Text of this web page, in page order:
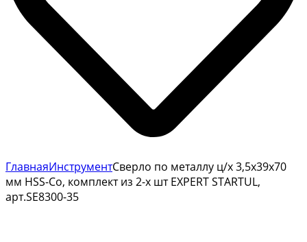
ГлавнаяИнструментСверло по металлу ц/х 3,5х39х70
мм HSS-Co, комплект из 2-х шт EXPERT STARTUL,
арт.SE8300-35